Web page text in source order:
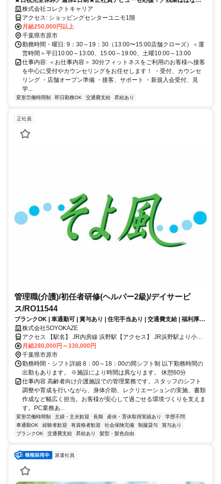
／女性の健康を支える受付・接客サポート！
株式会社コレクトキャリア
アクセス: ショッピングセンターユニモ1階
月給250,000円以上
千葉県市原市
勤務時間・曜日: 9：30～19：30（13:00〜15:00店舗クローズ）＜運
営時間＞平日10:00～13:00、15:00～19:00、土曜10:00～13:00
仕事内容: ＜お仕事内容＞ 30分フィットネスをご利用のお客様へ接客
を中心に受付やカウンセリングをお任せします！ ・受付、カウンセ
リング ・店舗オープン準備 ・接客、サポート ・新規入会受付、見
学...
変形労働時間制 即日勤務OK 交通費支給 昇給あり
正社員
管理職(介護)/初任者研修(ヘルパー2級)/デイサービ
ス/RO11544
ブランクOK | 車通勤可 | 賞与あり | 住宅手当あり | 交通費支給 | 福利厚生
充実│デイサービス/管理職（介護）/正社員募集！《ボーナス以外の特別
報酬、約56万円の支給実績！》
株式会社SOYOKAZE
アクセス 【駅名】 JR内房線 浜野駅【アクセス】 JR浜野駅より小湊
バス、長者原下車徒歩10分
月給280,000円～330,000円
千葉県市原市
勤務時間・シフト詳細 8：00～18：00の間シフト制 以下勤務時間の
出勤もあります。 ※施設により時間は異なります。 休憩60分
仕事内容 高齢者向け介護施設での管理業務です。スタッフのシフト
調整や育成を行いながら、身体介助、レクリエーションの実施、書類
作成など幅広く担当。お客様が安心して過ごせる環境づくりを支えま
す。PC業務あ...
変形労働時間制 主婦・主夫歓迎 長期 産休・育休取得実績あり
学歴不問
車通勤OK
経験者歓迎 有資格者歓迎 社会保険完備 制服貸与
賞与あり
ブランクOK
交通費支給 昇給あり 髪型・髪色自由
派遣社員